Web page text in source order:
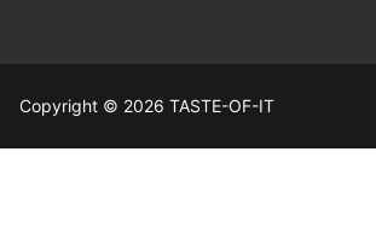
Copyright © 2026 TASTE-OF-IT